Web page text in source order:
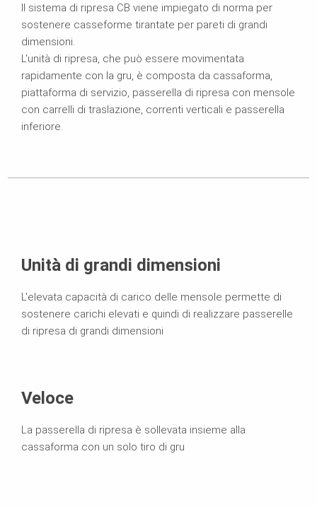
Il sistema di ripresa CB viene impiegato di norma per
sostenere casseforme tirantate per pareti di grandi
dimensioni.
L'unità di ripresa, che può essere movimentata
rapidamente con la gru, è composta da cassaforma,
piattaforma di servizio, passerella di ripresa con mensole
con carrelli di traslazione, correnti verticali e passerella
inferiore.
Unità di grandi dimensioni
L'elevata capacità di carico delle mensole permette di
sostenere carichi elevati e quindi di realizzare passerelle
di ripresa di grandi dimensioni
Veloce
La passerella di ripresa è sollevata insieme alla
cassaforma con un solo tiro di gru